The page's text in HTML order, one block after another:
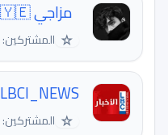
☆ المشتركين: 704
LBCI_NEWS
☆ المشتركين: 7,614